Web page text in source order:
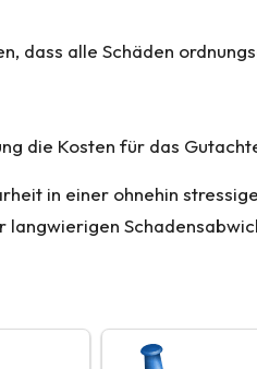
dass alle Schäden
die Kosten für das
in einer ohnehin